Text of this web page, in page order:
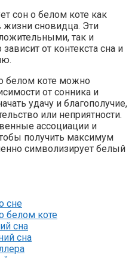
сон о белом коте как
жизни сновидца. Эти
так и
от контекста сна и
белом коте можно
от сонника и
удачу и благополучие,
или неприятности.
ассоциации и
получить максимум
символизирует белый
сне
белом коте
сна
сна